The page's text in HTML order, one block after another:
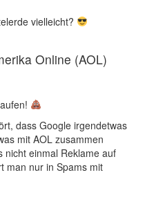
vielleicht?
Online (AOL)
dass Google irgendetwas
mit AOL zusammen
nicht einmal Reklame auf
man nur in Spams mit